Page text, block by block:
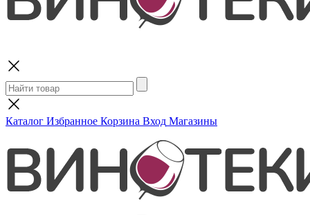
Каталог Избранное Корзина Вход Магазины